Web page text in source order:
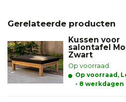
Gerelateerde producten
Kussen voor
salontafel
Zwart
Op voorraad
Op voorraad,
- 8 werkdagen